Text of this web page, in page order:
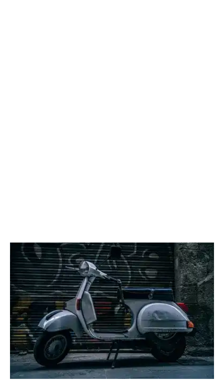
Location Véhicule Scooter
Location Scooter 125cc Piaggio
Location Scooter
(Photo non contractuelle)